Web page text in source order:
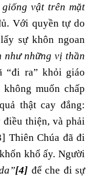
vật trên mặt
Với quyền tự do
sự khôn ngoan
như những vị thần
“đi ra” khỏi giáo
muốn chấp
thật cay đắng:
thiện, và phải
Thiên Chúa đã đi
khổ ấy. Người
[4] để che đi sự